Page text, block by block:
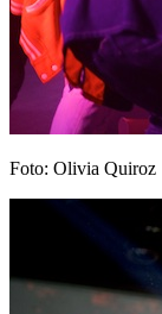
Foto: Olivia Quiroz